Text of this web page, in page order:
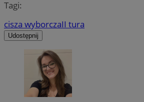
Tagi:
cisza wyborczaII tura
Udostępnij